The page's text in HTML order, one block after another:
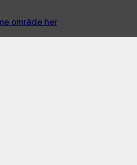
område her